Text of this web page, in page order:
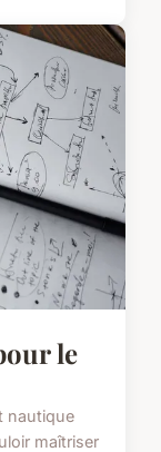
le
nautique
maîtriser